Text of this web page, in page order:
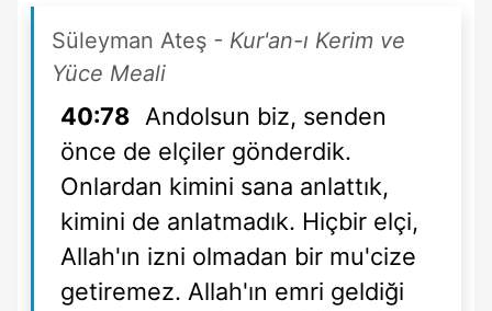
Süleyman Ateş - Kur'an-ı Kerim ve
Yüce Meali
40:78 Andolsun biz, senden
önce de elçiler gönderdik.
Onlardan kimini sana anlattık,
kimini de anlatmadık. Hiçbir elçi,
Allah'ın izni olmadan bir mu'cize
getiremez. Allah'ın emri geldiği